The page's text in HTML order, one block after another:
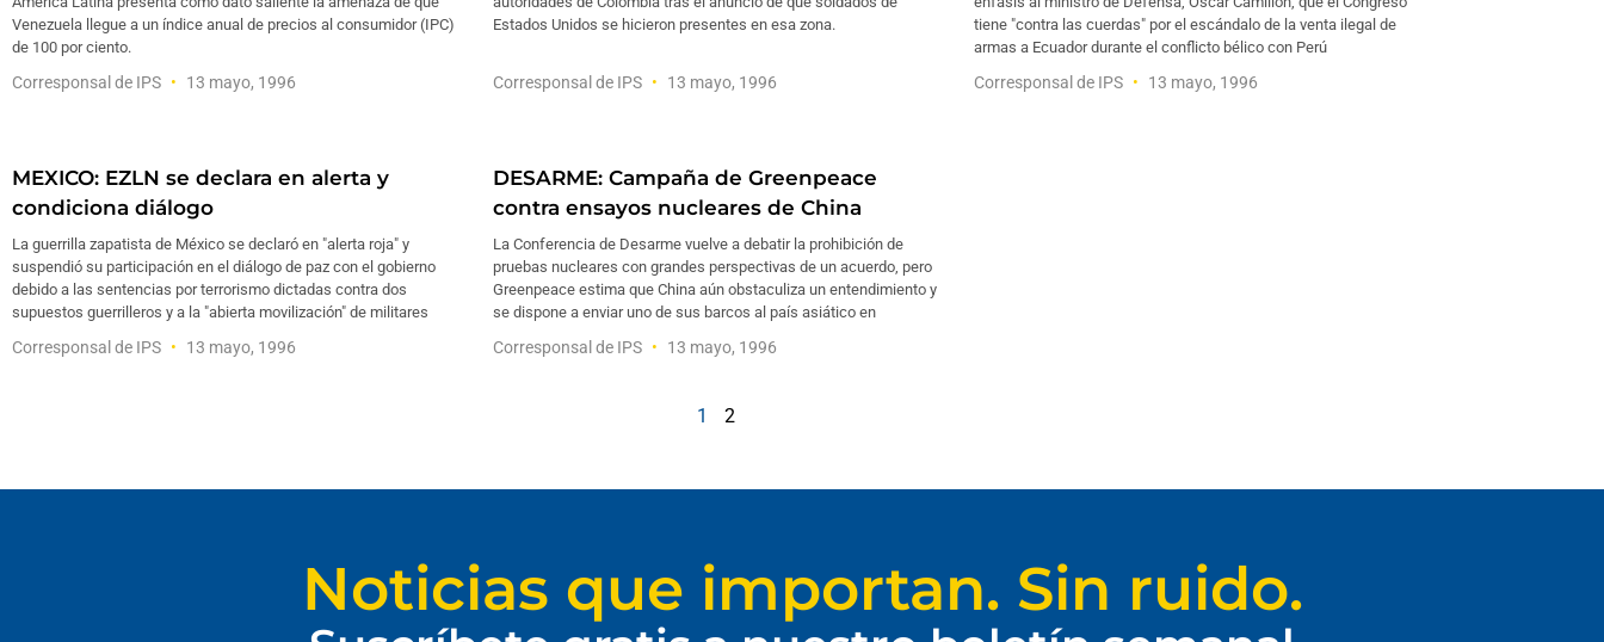
Venezuela llegue a un índice anual de precios al consumidor (IPC)
de 100 por ciento.
Corresponsal de IPS 13 mayo, 1996
Estados Unidos se hicieron presentes en esa zona.
Corresponsal de IPS 13 mayo, 1996
tiene "contra las cuerdas" por el escándalo de la venta ilegal de
armas a Ecuador durante el conflicto bélico con Perú
Corresponsal de IPS 13 mayo, 1996
MEXICO: EZLN se declara en alerta y
condiciona diálogo
La guerrilla zapatista de México se declaró en "alerta roja" y
suspendió su participación en el diálogo de paz con el gobierno
debido a las sentencias por terrorismo dictadas contra dos
supuestos guerrilleros y a la "abierta movilización" de militares
Corresponsal de IPS 13 mayo, 1996
DESARME: Campaña de Greenpeace
contra ensayos nucleares de China
La Conferencia de Desarme vuelve a debatir la prohibición de
pruebas nucleares con grandes perspectivas de un acuerdo, pero
Greenpeace estima que China aún obstaculiza un entendimiento y
se dispone a enviar uno de sus barcos al país asiático en
Corresponsal de IPS 13 mayo, 1996
1 2
Noticias que importan. Sin ruido.